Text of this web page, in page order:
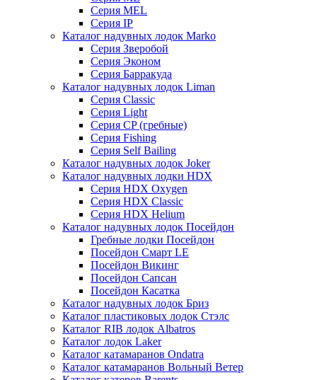
Серия MEL
Серия IP
Каталог надувных лодок Marko
Серия Зверобой
Серия Эконом
Серия Барракуда
Каталог надувных лодок Liman
Серия Classic
Серия Light
Серия CP (гребные)
Серия Fishing
Серия Self Bailing
Каталог надувных лодок Joker
Каталог надувных лодки HDX
Серия HDX Oxygen
Серия HDX Classic
Серия HDX Helium
Каталог надувных лодок Посейдон
Гребные лодки Посейдон
Посейдон Смарт LE
Посейдон Викинг
Посейдон Сапсан
Посейдон Касатка
Каталог надувных лодок Бриз
Каталог пластиковых лодок Стэлс
Каталог RIB лодок Albatros
Каталог лодок Laker
Каталог катамаранов Ondatra
Каталог катамаранов Вольный Ветер